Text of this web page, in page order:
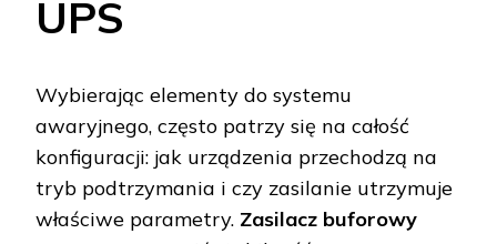
UPS
Wybierając elementy do systemu
awaryjnego, często patrzy się na całość
konfiguracji: jak urządzenia przechodzą na
tryb podtrzymania i czy zasilanie utrzymuje
właściwe parametry. Zasilacz buforowy